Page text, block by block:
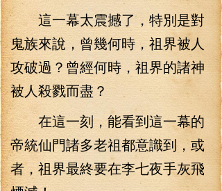
這一幕太震撼了，特別是對
鬼族來說，曾幾何時，祖界被人
攻破過？曾經何時，祖界的諸神
被人殺戮而盡？
在這一刻，能看到這一幕的
帝統仙門諸多老祖都意識到，或
者，祖界最終要在李七夜手灰飛